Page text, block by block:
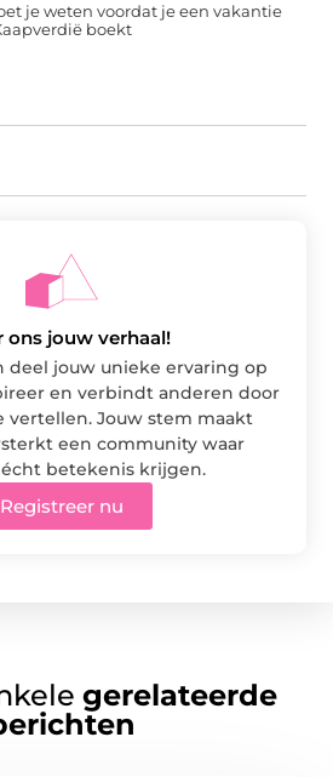
je weten voordat je een vakantie
boekt
ons jouw verhaal!
deel jouw unieke ervaring op
en verbindt anderen door
vertellen. Jouw stem maakt
een community waar
betekenis krijgen.
Registreer nu
gerelateerde